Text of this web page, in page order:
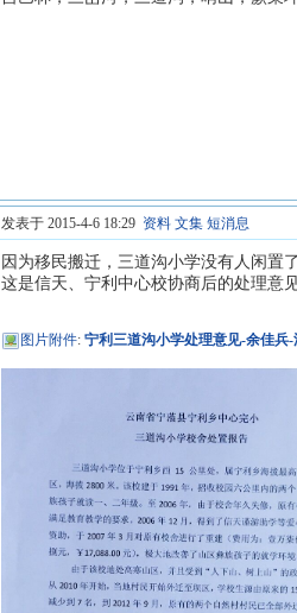
发表于 2015-4-6 18:29 资料 文集 短消息
因为移民搬迁，三道沟小学没有人闲置
这是信天、宁利中心校协商后的处理意
图片附件:宁利三道沟小学处理意见-余佳兵